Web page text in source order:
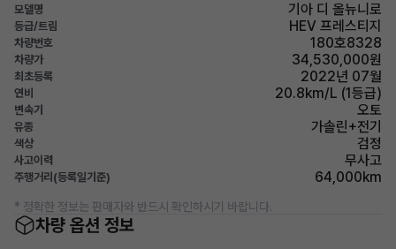
모델명 기아 디 올뉴니로
등급/트림 HEV 프레스티지
차량번호 180호8328
차량가 34,530,000원
최초등록 2022년 07월
연비 20.8km/L (1등급)
변속기 오토
유종 가솔린+전기
색상 검정
사고이력 무사고
주행거리(등록일기준) 64,000km
* 정확한 정보는 판매자와 반드시 확인하시기 바랍니다.
차량 옵션 정보